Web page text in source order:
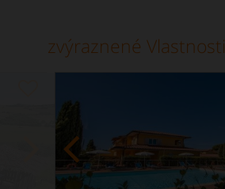
zvýraznené Vlastnosti